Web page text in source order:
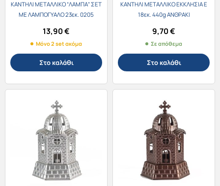
ΚΑΝΤΗΛΙ ΜΕΤΑΛΛΙΚΟ “ΛΑΜΠΑ” ΣΕΤ
ΜΕ ΛΑΜΠΟΓΥΑΛΟ 23εκ. 0205
13,90€
Μόνο 2 set ακόμα
Στο καλάθι
ΚΑΝΤΗΛΙ ΜΕΤΑΛΛΙΚΟ ΕΚΚΛΗΣΙΑ Ε
18εκ. 440g ΑΝΘΡΑΚΙ
9,70€
Σε απόθεμα
Στο καλάθι